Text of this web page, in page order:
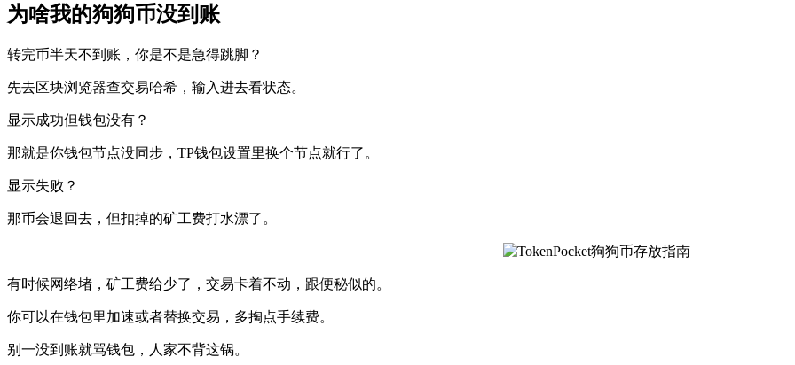
为啥我的狗狗币没到账
转完币半天不到账，你是不是急得跳脚？
先去区块浏览器查交易哈希，输入进去看状态。
显示成功但钱包没有？
那就是你钱包节点没同步，TP钱包设置里换个节点就行了。
显示失败？
那币会退回去，但扣掉的矿工费打水漂了。
有时候网络堵，矿工费给少了，交易卡着不动，跟便秘似的。
你可以在钱包里加速或者替换交易，多掏点手续费。
别一没到账就骂钱包，人家不背这锅。